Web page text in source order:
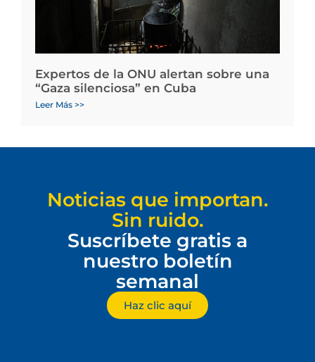
Expertos de la ONU alertan sobre una
“Gaza silenciosa” en Cuba
Leer Más >>
Noticias que importan.
Sin ruido.
Suscríbete gratis a
nuestro boletín
semanal
Haz clic aquí